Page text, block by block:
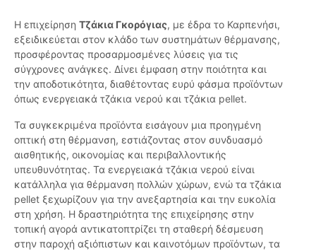
Η επιχείρηση Τζάκια Γκορόγιας, με έδρα το Καρπενήσι,
εξειδικεύεται στον κλάδο των συστημάτων θέρμανσης,
προσφέροντας προσαρμοσμένες λύσεις για τις
σύγχρονες ανάγκες. Δίνει έμφαση στην ποιότητα και
την αποδοτικότητα, διαθέτοντας ευρύ φάσμα προϊόντων
όπως ενεργειακά τζάκια νερού και τζάκια pellet.
Τα συγκεκριμένα προϊόντα εισάγουν μια προηγμένη
οπτική στη θέρμανση, εστιάζοντας στον συνδυασμό
αισθητικής, οικονομίας και περιβαλλοντικής
υπευθυνότητας. Τα ενεργειακά τζάκια νερού είναι
κατάλληλα για θέρμανση πολλών χώρων, ενώ τα τζάκια
pellet ξεχωρίζουν για την ανεξαρτησία και την ευκολία
στη χρήση. Η δραστηριότητα της επιχείρησης στην
τοπική αγορά αντικατοπτρίζει τη σταθερή δέσμευση
στην παροχή αξιόπιστων και καινοτόμων προϊόντων, τα